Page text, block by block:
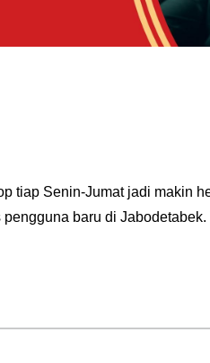
tiap Senin-Jumat jadi makin
baru di